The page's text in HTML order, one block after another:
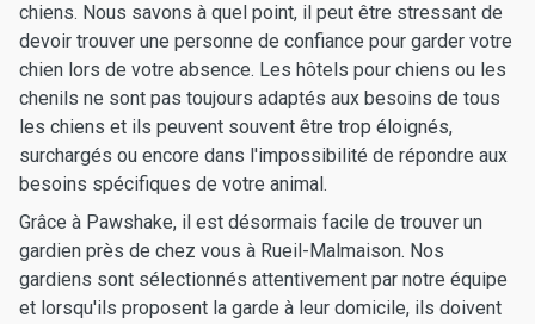
chiens. Nous savons à quel point, il peut être stressant de
devoir trouver une personne de confiance pour garder votre
chien lors de votre absence. Les hôtels pour chiens ou les
chenils ne sont pas toujours adaptés aux besoins de tous
les chiens et ils peuvent souvent être trop éloignés,
surchargés ou encore dans l'impossibilité de répondre aux
besoins spécifiques de votre animal.
Grâce à Pawshake, il est désormais facile de trouver un
gardien près de chez vous à Rueil-Malmaison. Nos
gardiens sont sélectionnés attentivement par notre équipe
et lorsqu'ils proposent la garde à leur domicile, ils doivent